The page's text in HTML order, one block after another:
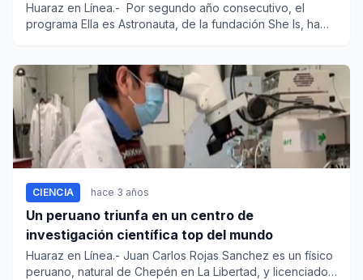
Huaraz en Línea.- Por segundo año consecutivo, el
programa Ella es Astronauta, de la fundación She Is, ha
CIENCIA hace 3 años
Un peruano triunfa en un centro de
investigación científica top del mundo
Huaraz en Línea.- Juan Carlos Rojas Sanchez es un físico
peruano, natural de Chepén en La Libertad, y licenciado